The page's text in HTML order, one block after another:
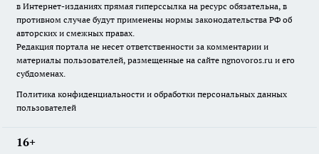
в Интернет-изданиях прямая гиперссылка на ресурс обязательна, в
противном случае будут применены нормы законодательства РФ об
авторских и смежных правах.
Редакция портала не несет ответственности за комментарии и
материалы пользователей, размещенные на сайте ngnovoros.ru и его
субдоменах.
Политика конфиденциальности и обработки персональных данных
пользователей
16+